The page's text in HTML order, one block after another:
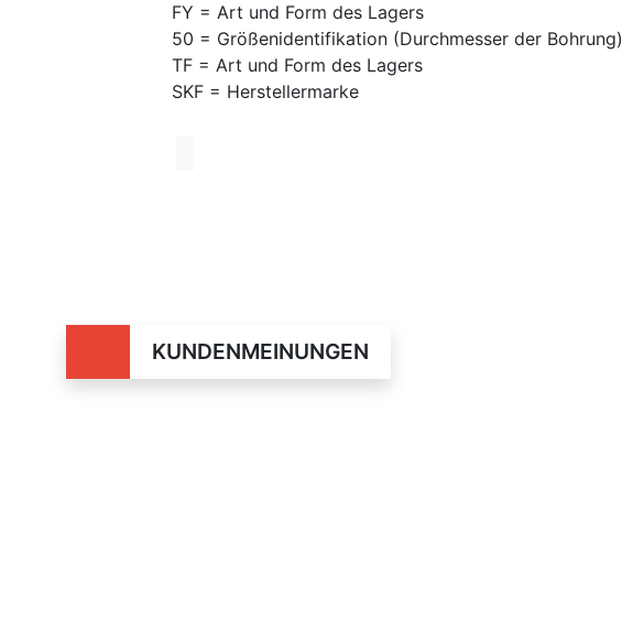
FY = Art und Form des Lagers
50 = Größenidentifikation (Durchmesser der Bohrung)
TF = Art und Form des Lagers
SKF = Herstellermarke
KUNDENMEINUNGEN